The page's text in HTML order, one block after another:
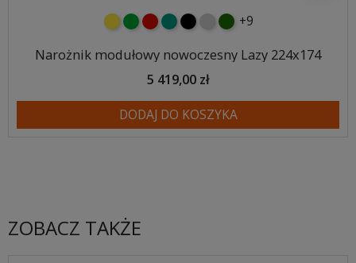
żółtyzielonyczerwony
turkusowy
czarnyjasnoszary
butelkowa zieleń
+9
Narożnik modułowy nowoczesny Lazy 224x174
5 419,00 zł
DODAJ DO KOSZYKA
ZOBACZ TAKŻE